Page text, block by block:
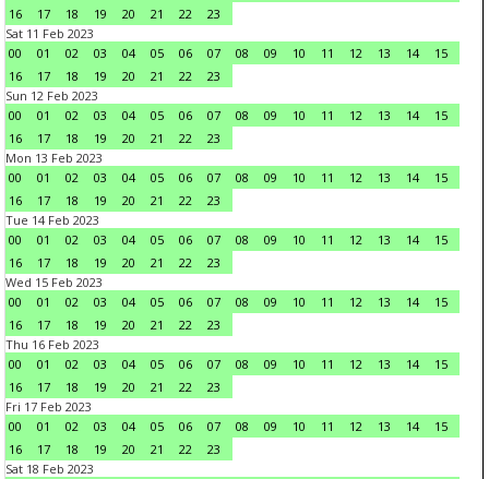
16
17 18 19 20 21 22
23
Sat 11 Feb 2023
00
01 02 03 04 05 06 07 08 09 10 11 12 13 14
15
16
17 18 19 20 21 22
23
Sun 12 Feb 2023
00
01 02 03 04 05 06 07 08 09 10 11 12 13 14
15
16
17 18 19 20 21 22
23
Mon 13 Feb 2023
00
01 02 03 04 05 06 07 08 09 10 11 12 13 14
15
16
17 18 19 20 21 22
23
Tue 14 Feb 2023
00
01 02 03 04 05 06 07 08 09 10 11 12 13 14
15
16
17 18 19 20 21 22
23
Wed 15 Feb 2023
00
01 02 03 04 05 06 07 08 09 10 11 12 13 14
15
16
17 18 19 20 21 22
23
Thu 16 Feb 2023
00
01 02 03 04 05 06 07 08 09 10 11 12 13 14
15
16
17 18 19 20 21 22
23
Fri 17 Feb 2023
00
01 02 03 04 05 06 07 08 09 10 11 12 13 14
15
16
17 18 19 20 21 22
23
Sat 18 Feb 2023